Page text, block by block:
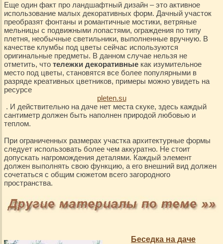
Еще один факт про ландшафтный дизайн – это активное
использование малых декоративных форм. Дачный участок
преобразят фонтаны и романтичные мостики, ветряные
мельницы с подвижными лопастями, ограждения по типу
плетня, необычные светильники, выполненные вручную. В
качестве клумбы под цветы сейчас используются
оригинальные предметы. В данном случае нельзя не
отметить, что тележки декоративные как изумительное
место под цветы, становятся все более популярными в
разряде креативных цветников, примеры можно увидеть на
ресурсе
pleten.su
. И действительно на даче нет места скуке, здесь каждый
сантиметр должен быть наполнен природой любовью и
теплом.
При ограниченных размерах участка архитектурные формы
следует использовать более чем аккуратно. Не стоит
допускать нагромождения деталями. Каждый элемент
должен выполнять свою функцию, а его внешний вид должен
сочетаться с общим сюжетом всего загородного
пространства.
Беседка на даче